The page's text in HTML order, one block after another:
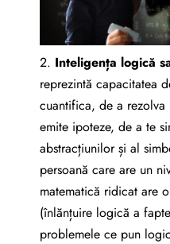
2. Inteligența logică
reprezintă capacitatea
cuantifica, de a rezolva
emite ipoteze, de a te
abstracțiunilor și al
persoană care are un
matematică ridicat are
(înlănțuire logică a
problemele ce pun